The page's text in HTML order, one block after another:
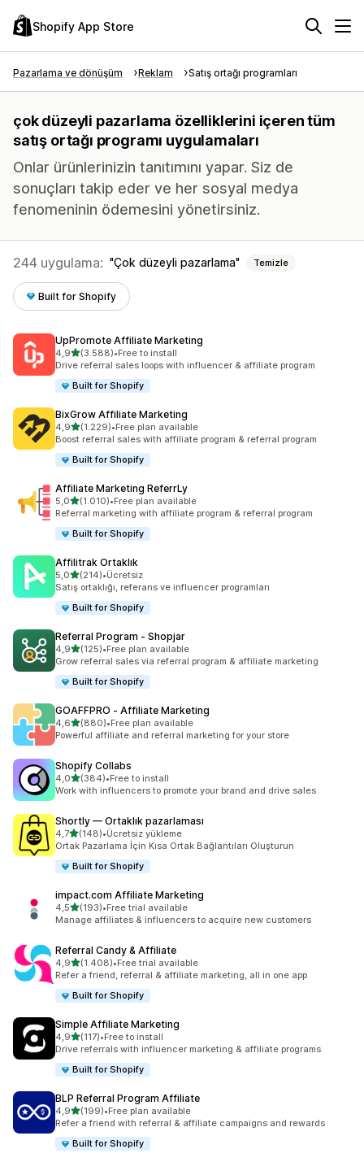
Shopify App Store
Pazarlama ve dönüşüm Reklam Satış ortağı programları
çok düzeyli pazarlama özelliklerini içeren tüm
satış ortağı programı uygulamaları
Onlar ürünlerinizin tanıtımını yapar. Siz de
sonuçları takip eder ve her sosyal medya
fenomeninin ödemesini yönetirsiniz.
244 uygulama: Çok düzeyli pazarlama Temizle
Built for Shopify
UpPromote Affiliate Marketing
4,95 yıldız üzerinden
(3.588)
toplam 3588 değerlendirme
•Free to install
Drive referral sales loops with influencer & affiliate program
Built for Shopify
BixGrow Affiliate Marketing
4,95 yıldız üzerinden
(1.229)
toplam 1229 değerlendirme
•Free plan available
Boost referral sales with affiliate program & referral program
Built for Shopify
Affiliate Marketing ReferrLy
5,05 yıldız üzerinden
(1.010)
toplam 1010 değerlendirme
•Free plan available
Referral marketing with affiliate program & referral program
Built for Shopify
Affilitrak Ortaklık
5,05 yıldız üzerinden
(214)
toplam 214 değerlendirme
•Ücretsiz
Satış ortaklığı, referans ve influencer programları
Built for Shopify
Referral Program ‑ Shopjar
4,95 yıldız üzerinden
(125)
toplam 125 değerlendirme
•Free plan available
Grow referral sales via referral program & affiliate marketing
Built for Shopify
GOAFFPRO ‑ Affiliate Marketing
4,65 yıldız üzerinden
(880)
toplam 880 değerlendirme
•Free plan available
Powerful affiliate and referral marketing for your store
Shopify Collabs
4,05 yıldız üzerinden
(384)
toplam 384 değerlendirme
•Free to install
Work with influencers to promote your brand and drive sales
Shortly — Ortaklık pazarlaması
4,75 yıldız üzerinden
(148)
toplam 148 değerlendirme
•Ücretsiz yükleme
Ortak Pazarlama İçin Kısa Ortak Bağlantıları Oluşturun
Built for Shopify
impact.com Affiliate Marketing
4,55 yıldız üzerinden
(193)
toplam 193 değerlendirme
•Free trial available
Manage affiliates & influencers to acquire new customers
Referral Candy & Affiliate
4,95 yıldız üzerinden
(1.408)
toplam 1408 değerlendirme
•Free trial available
Refer a friend, referral & affiliate marketing, all in one app
Built for Shopify
Simple Affiliate Marketing
4,95 yıldız üzerinden
(117)
toplam 117 değerlendirme
•Free to install
Drive referrals with influencer marketing & affiliate programs
Built for Shopify
BLP Referral Program Affiliate
4,95 yıldız üzerinden
(199)
toplam 199 değerlendirme
•Free plan available
Refer a friend with referral & affiliate campaigns and rewards
Built for Shopify